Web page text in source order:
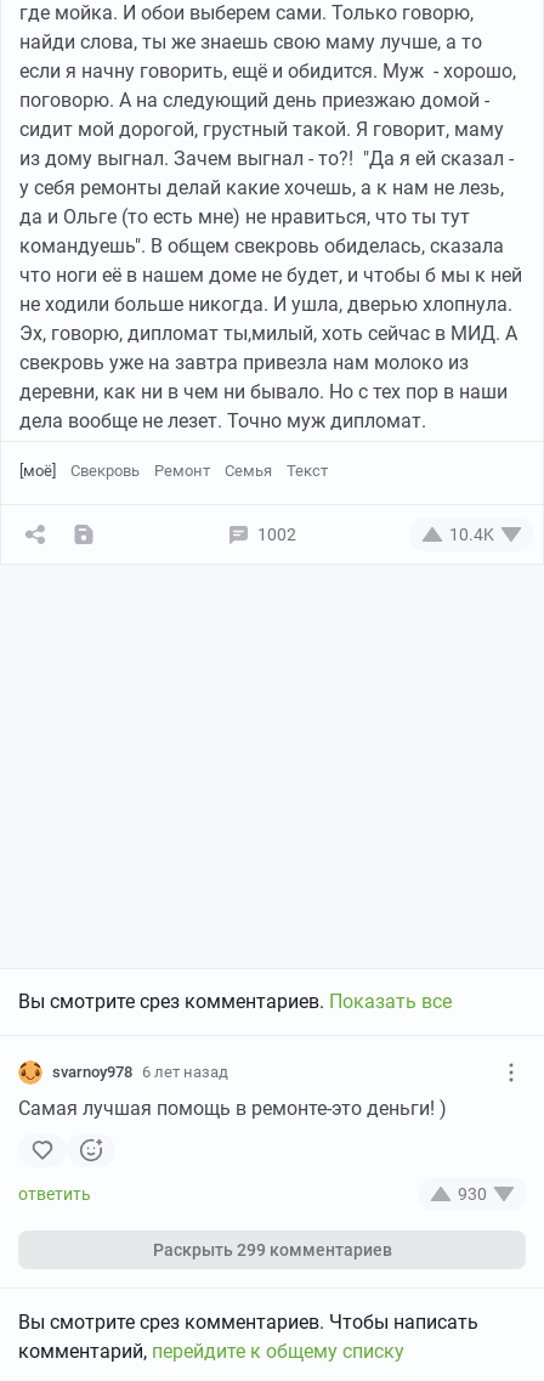
где мойка. И обои выберем сами. Только говорю,
найди слова, ты же знаешь свою маму лучше, а то
если я начну говорить, ещё и обидится. Муж - хорошо,
поговорю. А на следующий день приезжаю домой -
сидит мой дорогой, грустный такой. Я говорит, маму
из дому выгнал. Зачем выгнал - то?! "Да я ей сказал -
у себя ремонты делай какие хочешь, а к нам не лезь,
да и Ольге (то есть мне) не нравиться, что ты тут
командуешь". В общем свекровь обиделась, сказала
что ноги её в нашем доме не будет, и чтобы б мы к ней
не ходили больше никогда. И ушла, дверью хлопнула.
Эх, говорю, дипломат ты,милый, хоть сейчас в МИД. А
свекровь уже на завтра привезла нам молоко из
деревни, как ни в чем ни бывало. Но с тех пор в наши
дела вообще не лезет. Точно муж дипломат.
[моё] Свекровь Ремонт Семья Текст
1002 10.4K
Вы смотрите срез комментариев. Показать все
svarnoy978 6 лет назад
Самая лучшая помощь в ремонте-это деньги! )
930
Раскрыть299 комментариев
Вы смотрите срез комментариев. Чтобы написать
комментарий, перейдите к общему списку